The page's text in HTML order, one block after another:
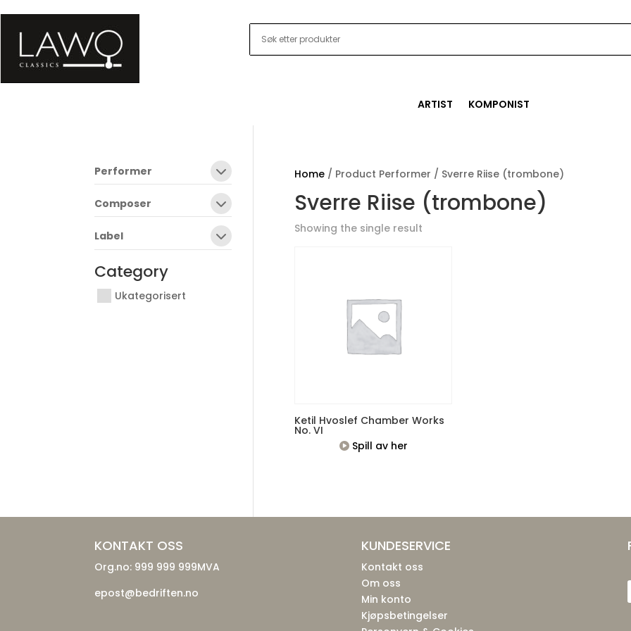
ARTIST KOMPONIST
Home/ Product Performer / Sverre Riise (trombone)
Sverre Riise (trombone)
Showing the single result
Ketil Hvoslef Chamber Works
No. VI
Spill av her
Performer
Composer
Label
Category
Ukategorisert
KONTAKT OSS
Org.no: 999 999 999MVA
epost@bedriften.no
KUNDESERVICE
Kontakt oss
Om oss
Min konto
Kjøpsbetingelser